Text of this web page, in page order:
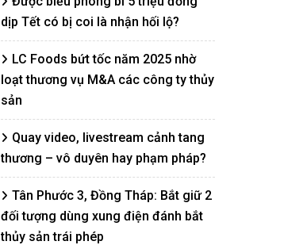
dịp Tết có bị coi là nhận hối lộ?
LC Foods bứt tốc năm 2025 nhờ
loạt thương vụ M&A các công ty thủy
sản
Quay video, livestream cảnh tang
thương – vô duyên hay phạm pháp?
Tân Phước 3, Đồng Tháp: Bắt giữ 2
đối tượng dùng xung điện đánh bắt
thủy sản trái phép